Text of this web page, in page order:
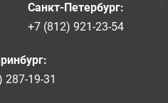
Санкт-Петербург:
+7 (812) 921-23-54
:
287-19-31